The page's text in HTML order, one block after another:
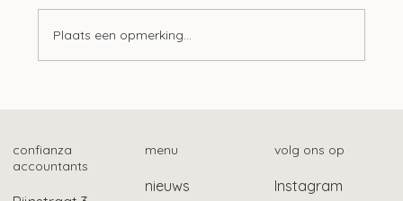
Plaats een opmerking...
confianza
accountants
menu
nieuws
volg ons op
Instagram